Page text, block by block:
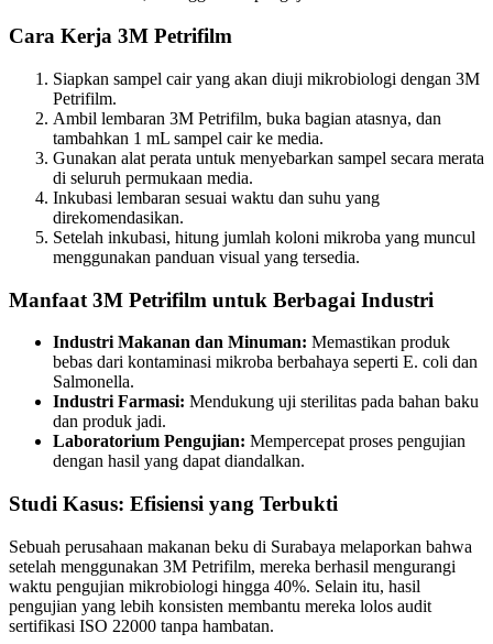
Cara Kerja 3M Petrifilm
Siapkan sampel cair yang akan diuji mikrobiologi dengan 3M
Petrifilm.
Ambil lembaran 3M Petrifilm, buka bagian atasnya, dan
tambahkan 1 mL sampel cair ke media.
Gunakan alat perata untuk menyebarkan sampel secara merata
di seluruh permukaan media.
Inkubasi lembaran sesuai waktu dan suhu yang
direkomendasikan.
Setelah inkubasi, hitung jumlah koloni mikroba yang muncul
menggunakan panduan visual yang tersedia.
Manfaat 3M Petrifilm untuk Berbagai Industri
Industri Makanan dan Minuman: Memastikan produk
bebas dari kontaminasi mikroba berbahaya seperti E. coli dan
Salmonella.
Industri Farmasi: Mendukung uji sterilitas pada bahan baku
dan produk jadi.
Laboratorium Pengujian: Mempercepat proses pengujian
dengan hasil yang dapat diandalkan.
Studi Kasus: Efisiensi yang Terbukti
Sebuah perusahaan makanan beku di Surabaya melaporkan bahwa
setelah menggunakan 3M Petrifilm, mereka berhasil mengurangi
waktu pengujian mikrobiologi hingga 40%. Selain itu, hasil
pengujian yang lebih konsisten membantu mereka lolos audit
sertifikasi ISO 22000 tanpa hambatan.